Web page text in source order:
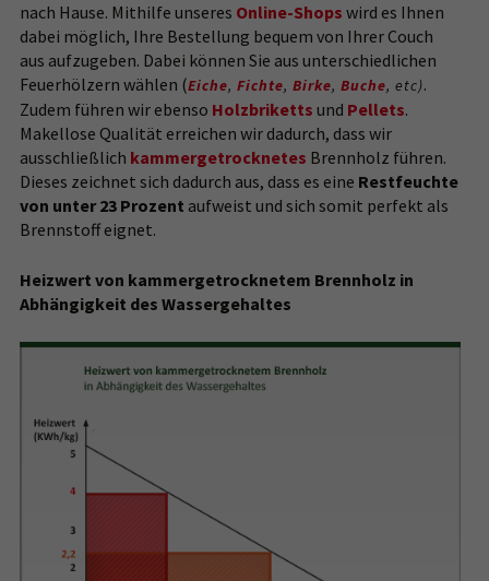
nach Hause. Mithilfe unseres Online-Shops wird es Ihnen
dabei möglich, Ihre Bestellung bequem von Ihrer Couch
aus aufzugeben. Dabei können Sie aus unterschiedlichen
Feuerhölzern wählen (Eiche, Fichte, Birke, Buche, etc).
Zudem führen wir ebenso Holzbriketts und Pellets.
Makellose Qualität erreichen wir dadurch, dass wir
ausschließlich kammergetrocknetes Brennholz führen.
Dieses zeichnet sich dadurch aus, dass es eine Restfeuchte
von unter 23 Prozent aufweist und sich somit perfekt als
Brennstoff eignet.
Heizwert von kammergetrocknetem Brennholz in
Abhängigkeit des Wassergehaltes